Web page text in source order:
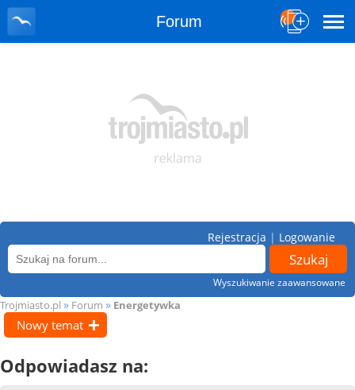
Forum
Wyszukiwanie zaawansowane
Rejestracja | Logowanie
Trojmiasto.pl » Forum » Energetywka
Nowy temat
Odpowiadasz na: